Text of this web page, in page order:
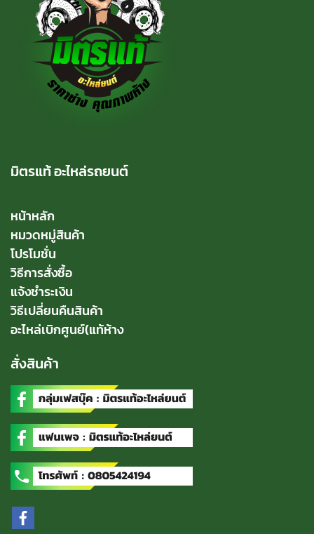
มิตรแท้ อะไหล่รถยนต์
หน้าหลัก
หมวดหมู่สินค้า
โปรโมชั่น
วิธีการสั่งซื้อ
แจ้งชำระเงิน
วิธีเปลี่ยนคืนสินค้า
อะไหล่เบิกศูนย์(แท้ห้าง
สั่งสินค้า